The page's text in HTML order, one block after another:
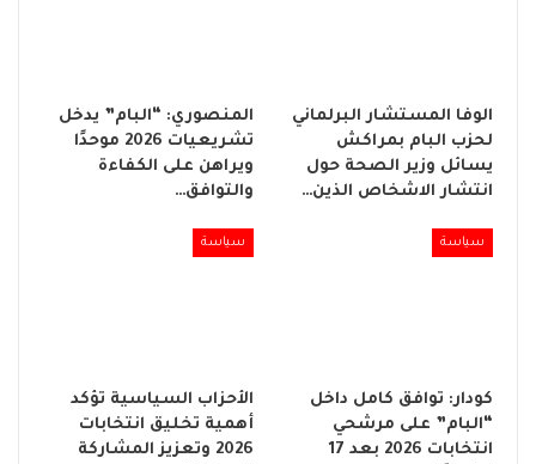
الوفا المستشار البرلماني
لحزب البام بمراكش
يسائل وزير الصحة حول
انتشار الاشخاص الذين…
المنصوري: “البام” يدخل
تشريعيات 2026 موحدًا
ويراهن على الكفاءة
والتوافق…
سياسة
كودار: توافق كامل داخل
“البام” على مرشحي
انتخابات 2026 بعد 17
سياسة
الأحزاب السياسية تؤكد
أهمية تخليق انتخابات
2026 وتعزيز المشاركة